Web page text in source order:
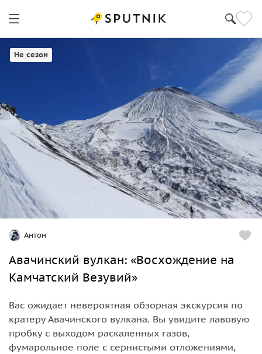
Не сезон
Антон
Авачинский вулкан: «Восхождение на
Камчатский Везувий»
Вас ожидает невероятная обзорная экскурсия по
кратеру Авачинского вулкана. Вы увидите лавовую
пробку с выходом раскаленных газов,
фумарольное поле с сернистыми отложениями,